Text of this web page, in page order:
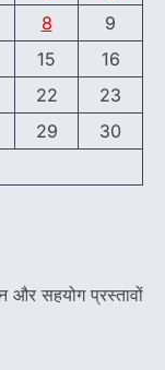
8
9
15
16
22
23
29
30
और सहयोग प्रस्तावों